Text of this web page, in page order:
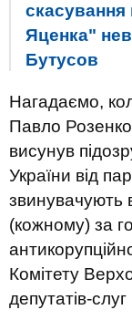
Яценка"
Бутусов
Нагадаємо,
Павло Розенко
висунув
України від
звинувачують
(кожному) за
Комітету
депутатів-